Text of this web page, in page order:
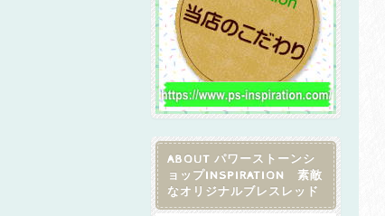
ABOUT パワーストーンシ
ョップINSPIRATION 素敵
なオリジナルブレスレッド